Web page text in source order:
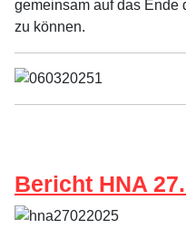
gemeinsam auf das Ende
zu können.
Bericht HNA